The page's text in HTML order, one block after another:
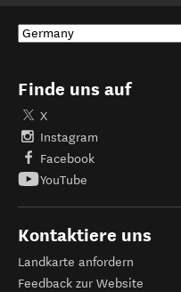
Finde uns auf
X
Instagram
Facebook
YouTube
Kontaktiere uns
Landkarte anfordern
Feedback zur Website